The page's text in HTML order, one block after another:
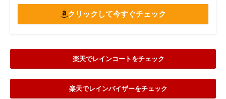
クリックして今すぐチェック
楽天でレインコートをチェック
楽天でレインバイザーをチェック